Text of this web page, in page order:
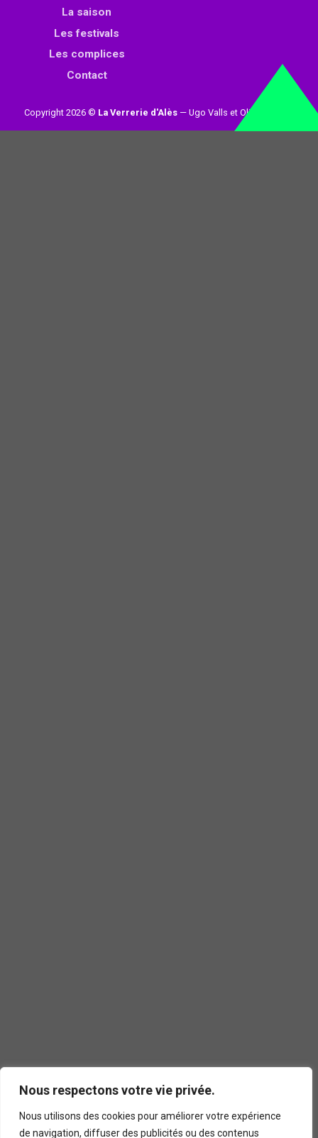
Nous respectons votre vie privée.
Nous utilisons des cookies pour améliorer votre expérience
de navigation, diffuser des publicités ou des contenus
La saison
Les festivals
Les complices
Contact
Copyright 2026 © La Verrerie d'Alès— Ugo Valls et Olivier Loynet